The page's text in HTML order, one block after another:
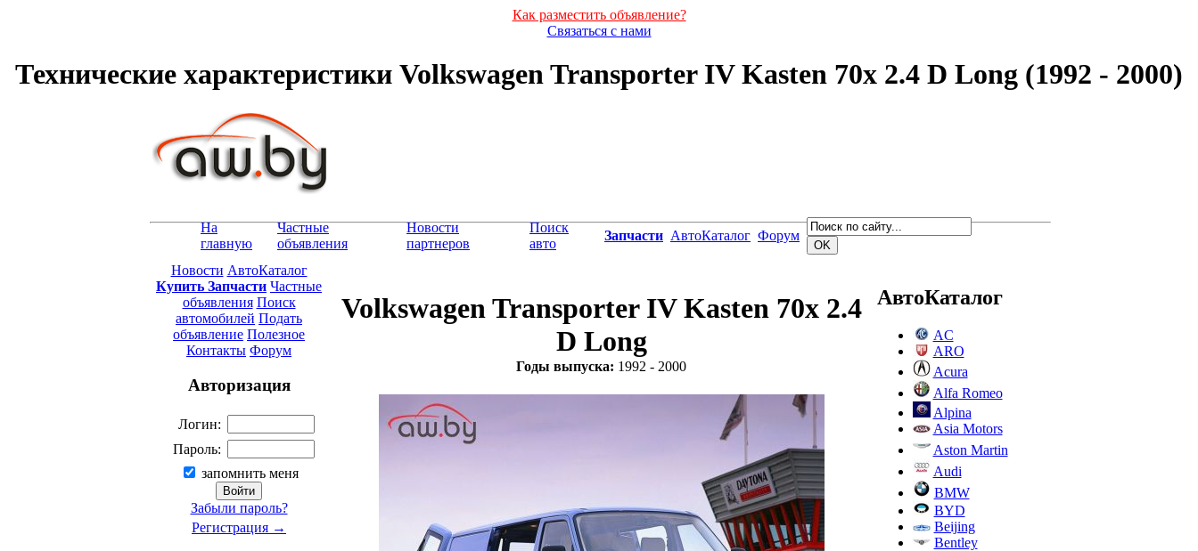
Как разместить объявление?
Связаться с нами
Технические характеристики Volkswagen Transporter IV Kasten 70x 2.4 D Long (1992 - 2000)
На
главную
Частные
объявления
Новости
партнеров
Поиск
авто
Запчасти АвтоКаталог Форум
Новости АвтоКаталог
Купить Запчасти Частные
объявления Поиск
автомобилей Подать
объявление Полезное
Контакты Форум
Авторизация
Логин:
Пароль:
запомнить меня
Забыли пароль?
Регистрация →
Volkswagen Transporter IV Kasten 70x 2.4
D Long
Годы выпуска: 1992 - 2000
АвтоКаталог
AC
ARO
Acura
Alfa Romeo
Alpina
Asia Motors
Aston Martin
Audi
BMW
BYD
Beijing
Bentley